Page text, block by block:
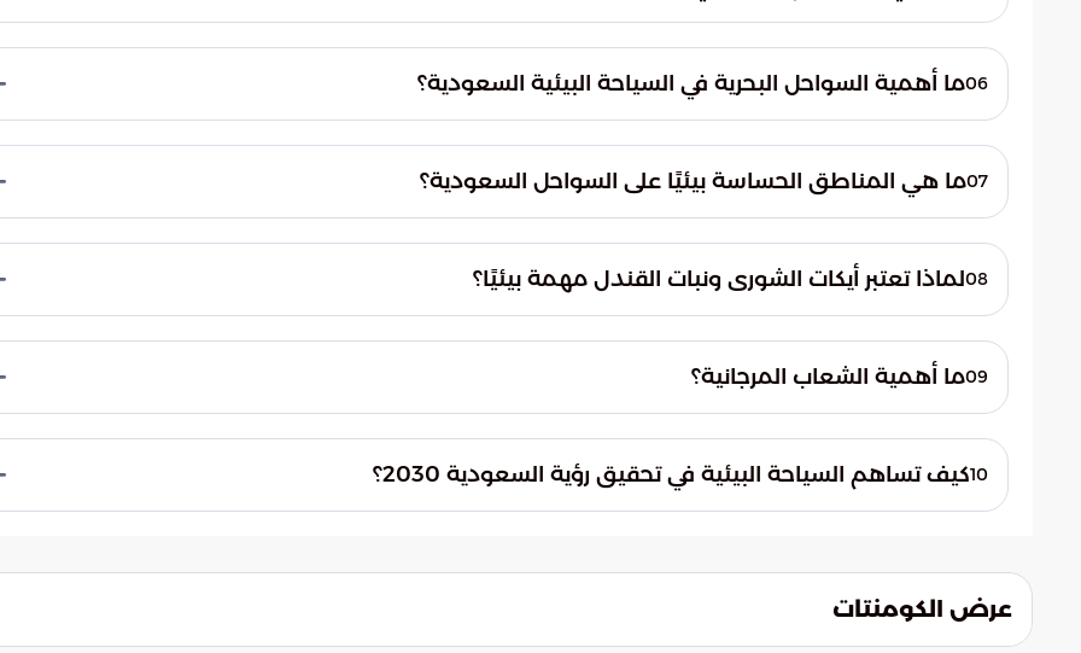
نباتية وحيوانية استوطنت فيها، مثل سلسلة جبال السروات التي تغطيها غابات العرعر.06ما أهمية السواحل البحرية في السياحة البيئية السعودية؟
المنتجة، وهي مواقع تستوطنها العديد من الطيور والسلاحف البحرية.07ما هي المناطق الحساسة بيئيًا على السواحل السعودية؟
القندل، والشعاب المرجانية.08لماذا تعتبر أيكات الشورى ونبات القندل مهمة بيئيًا؟
والقشريات.09ما أهمية الشعاب المرجانية؟
وتعد جزءًا حيويًا من النظام البيئي البحري.10كيف تساهم السياحة البيئية في تحقيق رؤية السعودية 2030؟
عرض الكومنتات